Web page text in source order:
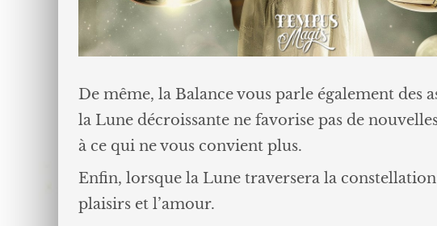
De même, la Balance vous parle également des
la Lune décroissante ne favorise pas de
à ce qui ne vous convient plus.
Enfin, lorsque la Lune traversera la
plaisirs et l’amour.